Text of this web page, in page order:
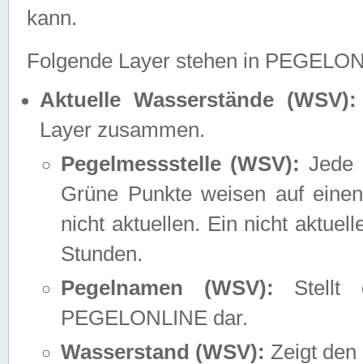
kann.
Folgende Layer stehen in
Aktuelle Wasserstände (WSV):
Layer zusammen.
Pegelmessstelle (WSV): Jede
Grüne Punkte weisen auf
nicht aktuellen. Ein nicht
Stunden.
Pegelnamen (WSV): Stellt
PEGELONLINE dar.
Wasserstand (WSV): Zeigt den